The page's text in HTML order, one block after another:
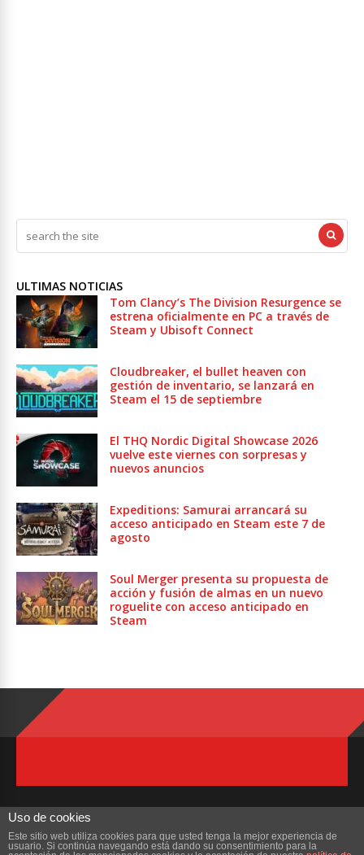
ULTIMAS NOTICIAS
Tom Clancy’s The Division Resurgence se
estrena oficialmente en PC a través de
Steam y Ubisoft Connect
Cloudbreaker, el bullet heaven con
gestión de inventario, se lanzará en
Steam el 15 de septiembre
El THQ Nordic Digital Showcase 2026
vuelve este viernes con sorpresas y
nuevos anuncios
Expeditions: Samurai arrancará su
acceso anticipado en Steam este 7 de
agosto
Soul Merger presenta su propuesta de
acción y fusión de almas en un nuevo
roguelite con acceso anticipado en
Steam
Uso de cookies
Este sitio web utiliza cookies para que usted tenga la mejor experiencia de
usuario. Si continúa navegando está dando su consentimiento para la